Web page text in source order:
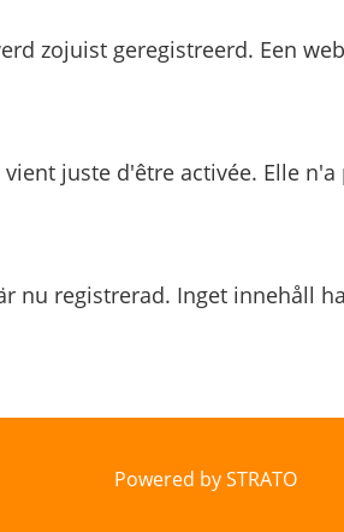
zojuist geregistreerd. Een
vient juste d'être activée. Elle
nu registrerad. Inget innehåll
Powered by STRATO